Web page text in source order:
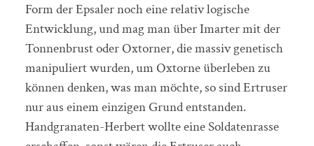
Form der Epsaler noch eine relativ logische
Entwicklung, und mag man über Imarter mit der
Tonnenbrust oder Oxtorner, die massiv genetisch
manipuliert wurden, um Oxtorne überleben zu
können denken, was man möchte, so sind Ertruser
nur aus einem einzigen Grund entstanden.
Handgranaten-Herbert wollte eine Soldatenrasse